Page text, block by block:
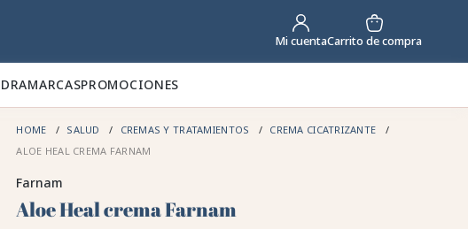
Mi cuentaCarrito de compra
MARCASPROMOCIONES
HOME SALUD CREMAS Y TRATAMIENTOS
CREMA CICATRIZANTE
ALOE HEAL CREMA FARNAM
Farnam
Aloe Heal crema Farnam